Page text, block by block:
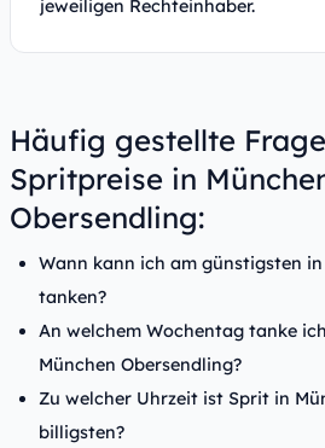
jeweiligen Rechteinhaber.
Häufig gestellte
Spritpreise in
Obersendling:
Wann kann ich am günstigsten
tanken?
An welchem Wochentag tanke
München Obersendling?
Zu welcher Uhrzeit ist Sprit in
billigsten?